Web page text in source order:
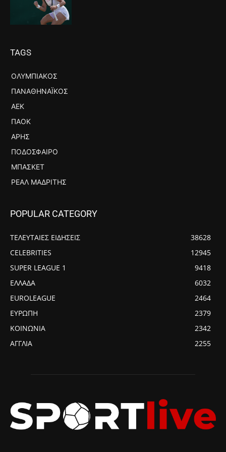
TAGS
ΟΛΥΜΠΙΑΚΌΣ
ΠΑΝΑΘΗΝΑΪΚΌΣ
ΑΕΚ
ΠΑΟΚ
ΆΡΗΣ
ΠΟΔΌΣΦΑΙΡΟ
ΜΠΆΣΚΕΤ
ΡΕΆΛ ΜΑΔΡΊΤΗΣ
POPULAR CATEGORY
ΤΕΛΕΥΤΑΙΕΣ ΕΙΔΗΣΕΙΣ
38628
CELEBRITIES
12945
SUPER LEAGUE 1
9418
ΕΛΛΑΔΑ
6032
EUROLEAGUE
2464
ΕΥΡΩΠΗ
2379
ΚΟΙΝΩΝΙΑ
2342
ΑΓΓΛΙΑ
2255